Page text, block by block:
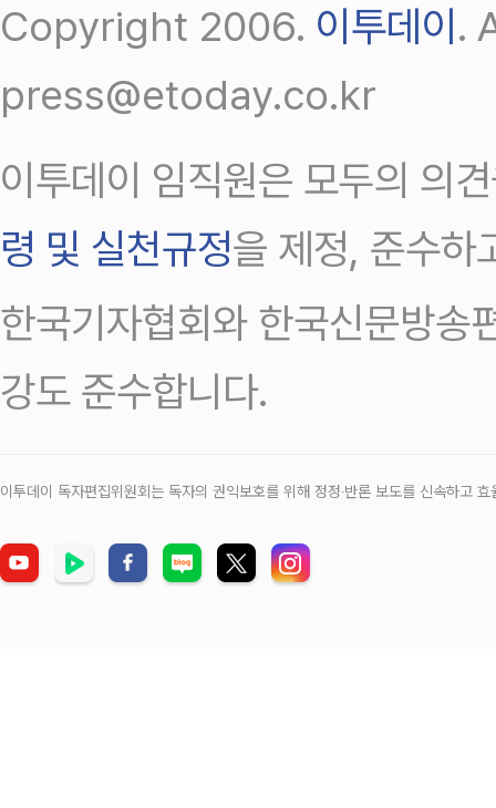
Copyright 2006. 이투데이.
press@etoday.co.kr
이투데이 임직원은 모두의 의
령 및 실천규정을 제정, 준수하
한국기자협회와 한국신문방송
강도 준수합니다.
이투데이 독자편집위원회는 독자의 권익보호를 위해 정정‧반론 보도를 신속하고